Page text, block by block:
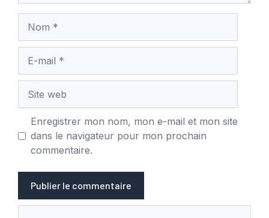
mail
web
Enregistrer mon nom, mon e-mail et mon site
dans le navigateur pour mon prochain
commentaire.